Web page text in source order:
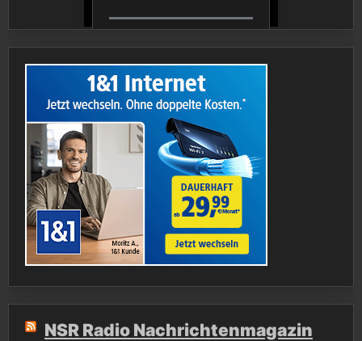
NSR Radio Nachrichtenmagazin